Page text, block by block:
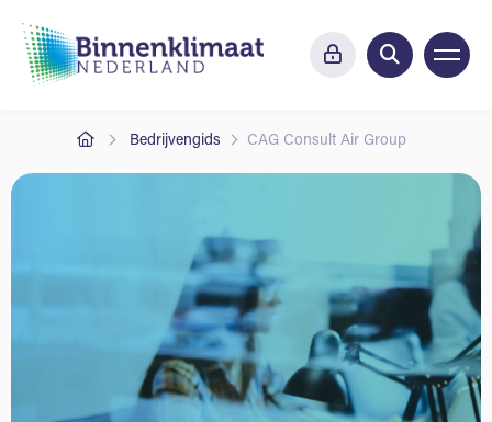
Bedrijvengids CAG Consult Air Group